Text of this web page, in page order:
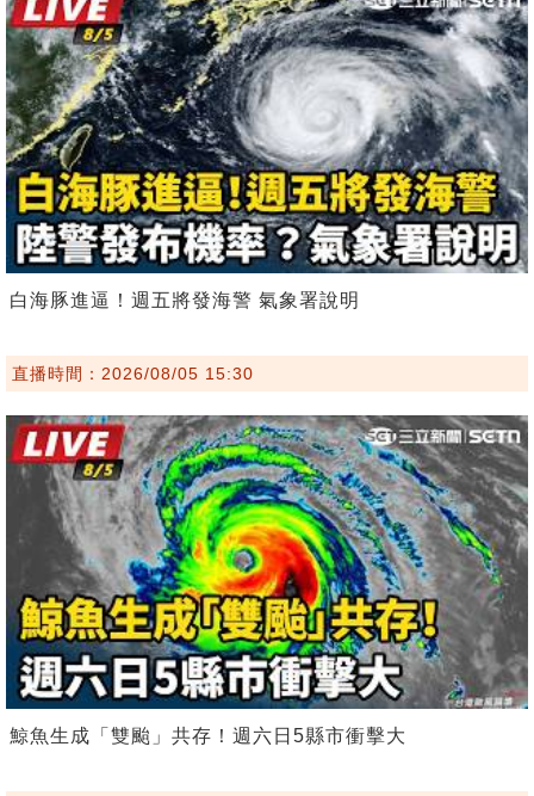
白海豚進逼！週五將發海警 氣象署說明
直播時間：2026/08/05 15:30
鯨魚生成「雙颱」共存！週六日5縣市衝擊大